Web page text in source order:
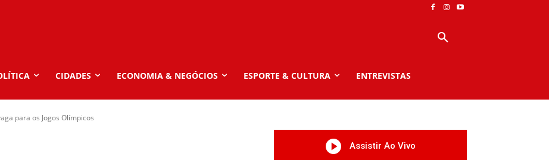
CIDADES ECONOMIA & NEGÓCIOS ESPORTE & CULTURA ENTREVISTAS
para os Jogos Olímpicos
Assistir Ao Vivo